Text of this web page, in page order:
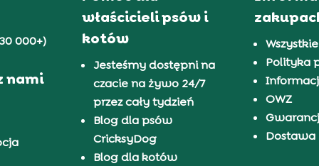
000+)
nami
właścicieli psów i
kotów
Jesteśmy dostępni na
czacie na żywo 24/7
przez cały tydzień
Blog dla psów
CricksyDog
Blog dla kotów
Polityka
OWZ
Dostawa